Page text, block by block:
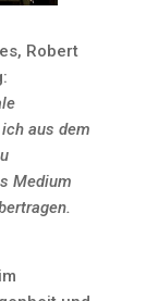
Robert
aus dem
Medium